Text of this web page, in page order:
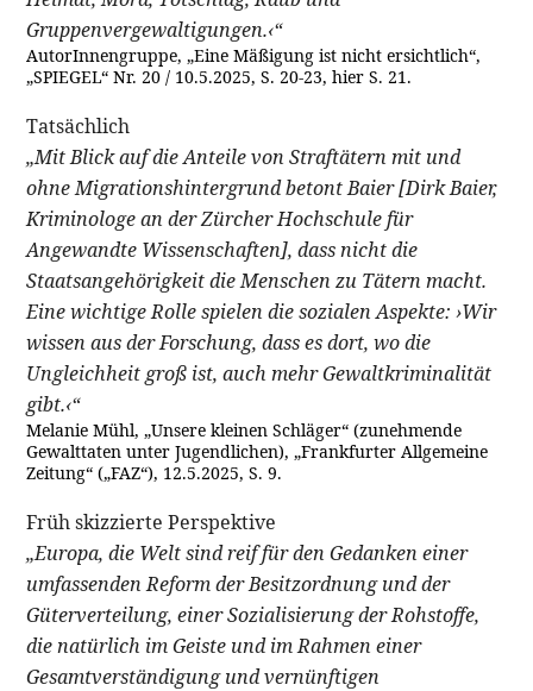
Gruppenvergewaltigungen.‹“
AutorInnengruppe, „Eine Mäßigung ist nicht ersichtlich“,
„SPIEGEL“ Nr. 20 / 10.5.2025, S. 20-23, hier S. 21.
Tatsächlich
„Mit Blick auf die Anteile von Straftätern mit und
ohne Migrationshintergrund betont Baier [Dirk Baier,
Kriminologe an der Zürcher Hochschule für
Angewandte Wissenschaften], dass nicht die
Staatsangehörigkeit die Menschen zu Tätern macht.
Eine wichtige Rolle spielen die sozialen Aspekte: ›Wir
wissen aus der Forschung, dass es dort, wo die
Ungleichheit groß ist, auch mehr Gewaltkriminalität
gibt.‹“
Melanie Mühl, „Unsere kleinen Schläger“ (zunehmende
Gewalttaten unter Jugendlichen), „Frankfurter Allgemeine
Zeitung“ („FAZ“), 12.5.2025, S. 9.
Früh skizzierte Perspektive
„Europa, die Welt sind reif für den Gedanken einer
umfassenden Reform der Besitzordnung und der
Güterverteilung, einer Sozialisierung der Rohstoffe,
die natürlich im Geiste und im Rahmen einer
Gesamtverständigung und vernünftigen